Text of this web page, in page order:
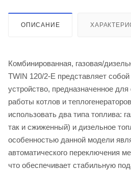
ОПИСАНИЕ
Комбинированная, газовая/
TWIN 120/2-E представляет
устройство, предназначенное
работы котлов и
использовать два типа топлива:
так и сжиженный) и дизельное
особенностью данной модели
автоматического переключения
что обеспечивает стабильную